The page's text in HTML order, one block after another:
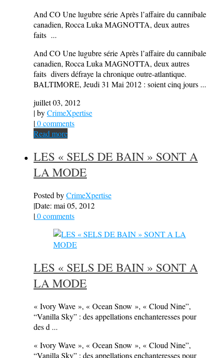
And CO Une lugubre série Après l’affaire du cannibale
canadien, Rocca Luka MAGNOTTA, deux autres
faits ...
And CO Une lugubre série Après l’affaire du cannibale
canadien, Rocca Luka MAGNOTTA, deux autres
faits divers défraye la chronique outre-atlantique.
BALTIMORE, Jeudi 31 Mai 2012 : soient cinq jours ...
juillet 03, 2012
| byCrimeXpertise
|0 comments
Read more
LES « SELS DE BAIN » SONT A
LA MODE
Posted byCrimeXpertise
|Date: mai 05, 2012
|0 comments
LES « SELS DE BAIN » SONT A
LA MODE
« Ivory Wave », « Ocean Snow », « Cloud Nine”,
“Vanilla Sky” : des appellations enchanteresses pour
des d ...
« Ivory Wave », « Ocean Snow », « Cloud Nine”,
“Vanilla Sky” : des appellations enchanteresses pour